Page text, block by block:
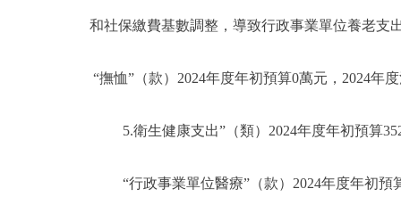
和社保繳費基數調整，導致行政事業單位養老支
“撫恤”（款）2024年度年初預算0萬元，2024年
5.衛生健康支出”（類）2024年度年初預算
“行政事業單位醫療”（款）2024年度年初預